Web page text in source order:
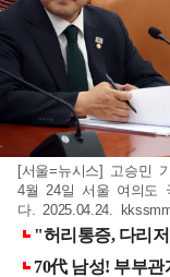
[서울=뉴시스] 고승민
4월 24일 서울 여의도
다. 2025.04.24.